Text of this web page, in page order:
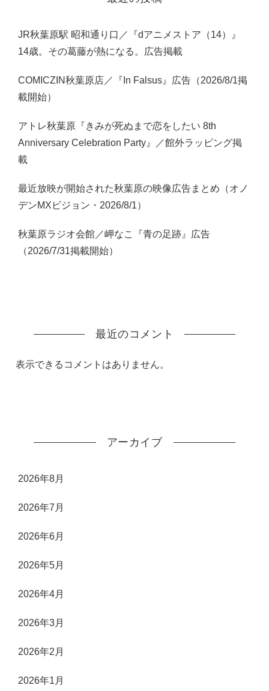
JR秋葉原駅 昭和通り口／『dアニメストア（14）』
14歳。その葛藤が熱になる。広告掲載
COMICZIN秋葉原店／『In Falsus』広告（2026/8/1掲
載開始）
アトレ秋葉原『きみが死ぬまで恋をしたい 8th
Anniversary Celebration Party』／館外ラッピング掲
載
最近放映が開始された秋葉原の映像広告まとめ（オノ
デンMXビジョン・2026/8/1）
秋葉原ラジオ会館／岬なこ『青の足跡』広告
（2026/7/31掲載開始）
最近のコメント
表示できるコメントはありません。
アーカイブ
2026年8月
2026年7月
2026年6月
2026年5月
2026年4月
2026年3月
2026年2月
2026年1月